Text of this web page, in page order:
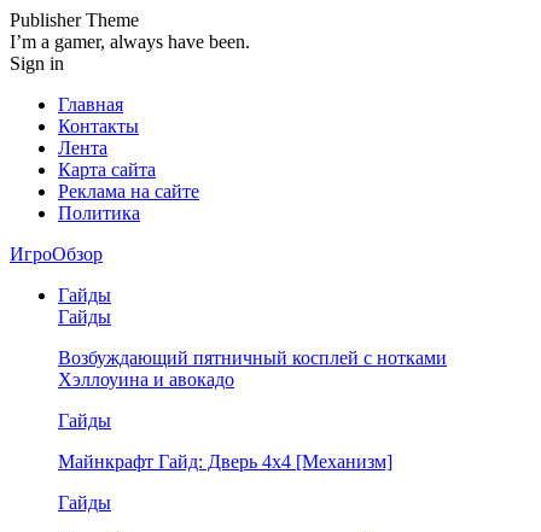
Publisher Theme
I’m a gamer, always have been.
Sign in
Главная
Контакты
Лента
Карта сайта
Реклама на сайте
Политика
ИгроОбзор
Гайды
Гайды
Возбуждающий пятничный косплей с нотками
Хэллоуина и авокадо
Гайды
Майнкрафт Гайд: Дверь 4х4 [Механизм]
Гайды